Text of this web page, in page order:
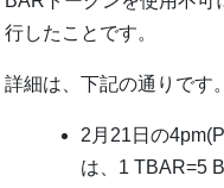
行したことです。
詳細は、下記の通りです。
2月21日の
は、1 TBAR=5